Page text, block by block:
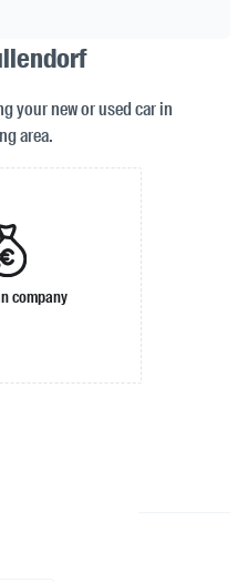
your new or used car in
area.
company